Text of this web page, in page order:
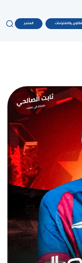
والاقتراحات المتجر